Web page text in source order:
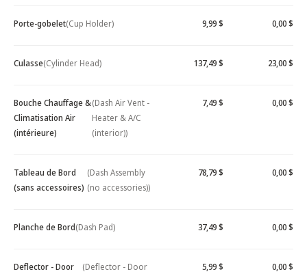
Porte-gobelet(Cup Holder) 9,99 $ 0,00 $
Culasse(Cylinder Head) 137,49 $ 23,00 $
Bouche Chauffage &
Climatisation Air
(intérieure)
(Dash Air Vent -
Heater & A/C
(interior))
7,49 $ 0,00 $
Tableau de Bord
(sans accessoires)
(Dash Assembly
(no accessories))
78,79 $ 0,00 $
Planche de Bord(Dash Pad) 37,49 $ 0,00 $
Deflector - Door
(Deflector - Door
5,99 $ 0,00 $